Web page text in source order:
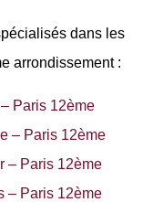
dans les
arrondissement :
Paris 12ème
– Paris 12ème
– Paris 12ème
– Paris 12ème